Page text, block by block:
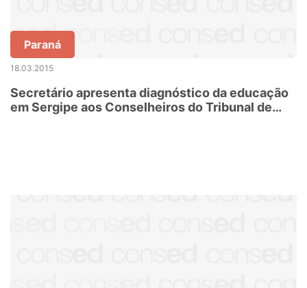
Paraná
18.03.2015
Secretário apresenta diagnóstico da educação
em Sergipe aos Conselheiros do Tribunal de